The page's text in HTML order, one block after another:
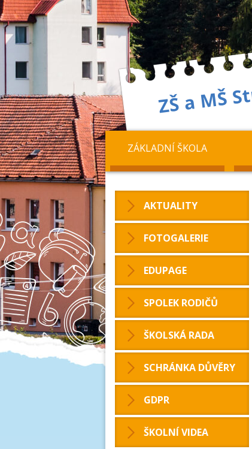
ZÁKLADNÍ ŠKOLA
AKTUALITY
FOTOGALERIE
EDUPAGE
SPOLEK RODIČŮ
ŠKOLSKÁ RADA
SCHRÁNKA DŮVĚRY
GDPR
ŠKOLNÍ VIDEA